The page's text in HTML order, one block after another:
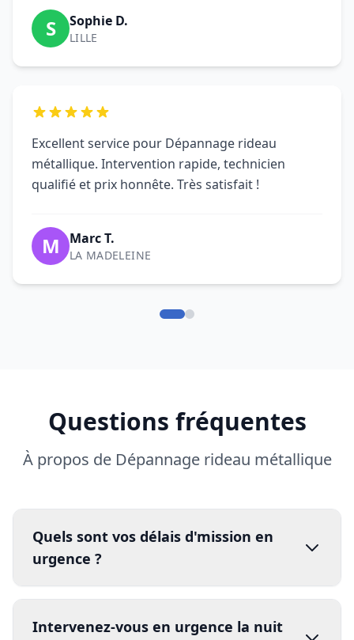
S Sophie D.
LILLE
Excellent service pour Dépannage rideau
métallique. Intervention rapide, technicien
qualifié et prix honnête. Très satisfait !
M Marc T.
LA MADELEINE
Questions fréquentes
À propos de Dépannage rideau métallique
Quels sont vos délais d'mission en
urgence ?
Intervenez-vous en urgence la nuit